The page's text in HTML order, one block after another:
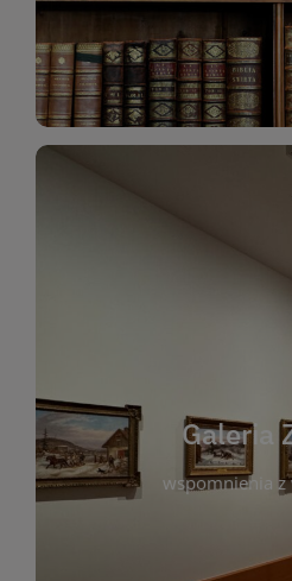
Katalog
Galeria
wspomnienia z
Galeria
wspomnienia z
którym można zobaczyć, jak
i jej społeczność. Zdjęcia
uroczyste chwile, jak i
czytelników. Regularnie
by każdy mógł
momentów.